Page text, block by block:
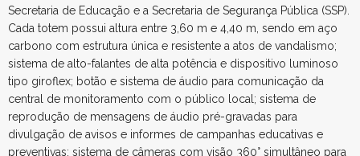
Secretaria de Educação e a Secretaria de Segurança Pública (SSP).
Cada totem possui altura entre 3,60 m e 4,40 m, sendo em aço
carbono com estrutura única e resistente a atos de vandalismo;
sistema de alto-falantes de alta potência e dispositivo luminoso
tipo giroflex; botão e sistema de áudio para comunicação da
central de monitoramento com o público local; sistema de
reprodução de mensagens de áudio pré-gravadas para
divulgação de avisos e informes de campanhas educativas e
preventivas; sistema de câmeras com visão 360° simultâneo para